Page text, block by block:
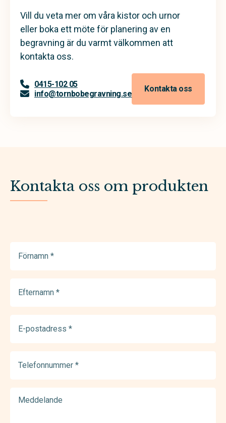
Vill du veta mer om våra kistor och urnor
eller boka ett möte för planering av en
begravning är du varmt välkommen att
kontakta oss.
0415-102 05
info@tornbobegravning.se
Kontakta oss
Kontakta oss om produkten
(Required)
(Required)
postadress
(Required)